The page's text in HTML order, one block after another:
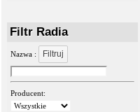
Filtr Radia
Nazwa : Filtruj
Producent: